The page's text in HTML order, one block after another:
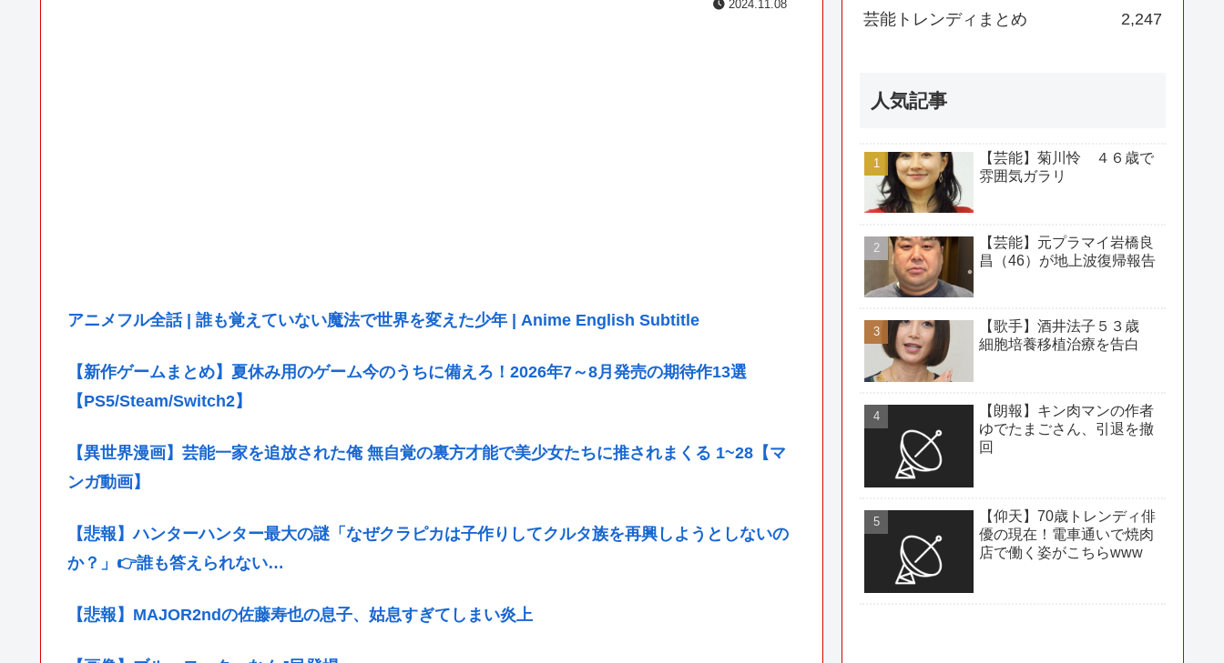
2024.11.08
アニメフル全話 | 誰も覚えていない魔法で世界を変えた少年 | Anime English Subtitle
【新作ゲームまとめ】夏休み用のゲーム今のうちに備えろ！2026年7～8月発売の期待作13選
【PS5/Steam/Switch2】
【異世界漫画】芸能一家を追放された俺 無自覚の裏方才能で美少女たちに推されまくる 1~28【マ
ンガ動画】
【悲報】ハンターハンター最大の謎「なぜクラピカは子作りしてクルタ族を再興しようとしないの
か？」👉️誰も答えられない…
【悲報】MAJOR2ndの佐藤寿也の息子、姑息すぎてしまい炎上
芸能トレンディまとめ 2,247
人気記事
【芸能】菊川怜 ４６歳で
雰囲気ガラリ
【芸能】元プラマイ岩橋良
昌（46）が地上波復帰報告
【歌手】酒井法子５３歳
細胞培養移植治療を告白
【朗報】キン肉マンの作者
ゆでたまごさん、引退を撤
回
【仰天】70歳トレンディ俳
優の現在！電車通いで焼肉
店で働く姿がこちらwww